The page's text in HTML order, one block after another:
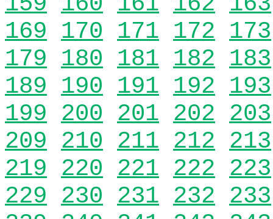
169 170 171 172 173
179 180 181 182 183
189 190 191 192 193
199 200 201 202 203
209 210 211 212 213
219 220 221 222 223
229 230 231 232 233